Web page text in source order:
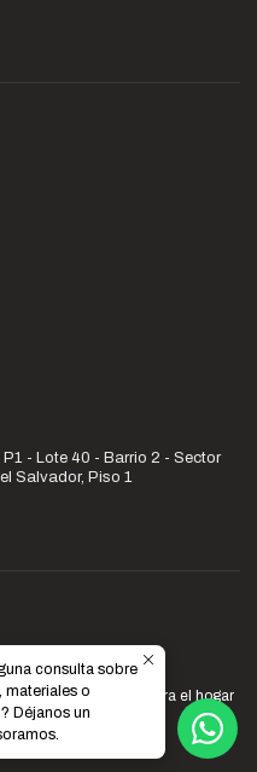
- Lote 40 - Barrio 2 - Sector
Salvador, Piso 1
de diseño y calidad para el hogar
por Jumpseller
consulta sobre
materiales o
Déjanos un